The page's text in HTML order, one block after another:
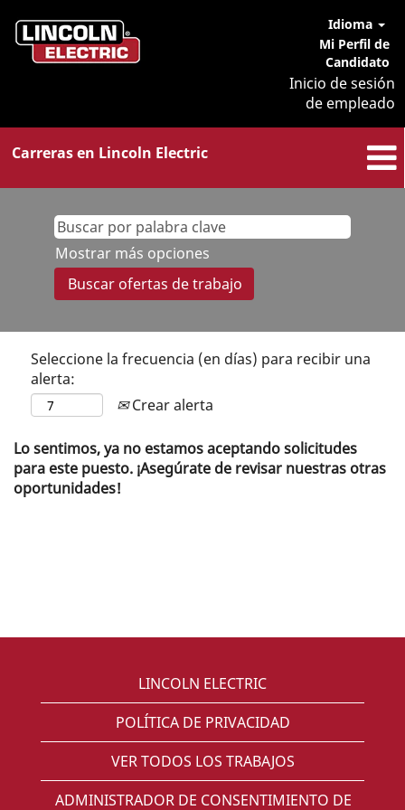
Idioma
Mi Perfil de
Candidato
Inicio de sesión
de empleado
Carreras en Lincoln Electric
Mostrar más opciones
Seleccione la frecuencia (en días) para recibir una
alerta:
Crear alerta
Lo sentimos, ya no estamos aceptando solicitudes
para este puesto. ¡Asegúrate de revisar nuestras otras
oportunidades!
LINCOLN ELECTRIC
POLÍTICA DE PRIVACIDAD
VER TODOS LOS TRABAJOS
ADMINISTRADOR DE CONSENTIMIENTO DE